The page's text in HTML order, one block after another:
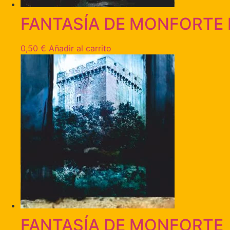
FANTASÍA DE MONFORTE
0,50 € Añadir al carrito
FANTASÍA DE MONFORTE